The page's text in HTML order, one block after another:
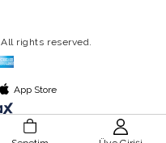
All rights reserved.
App Store